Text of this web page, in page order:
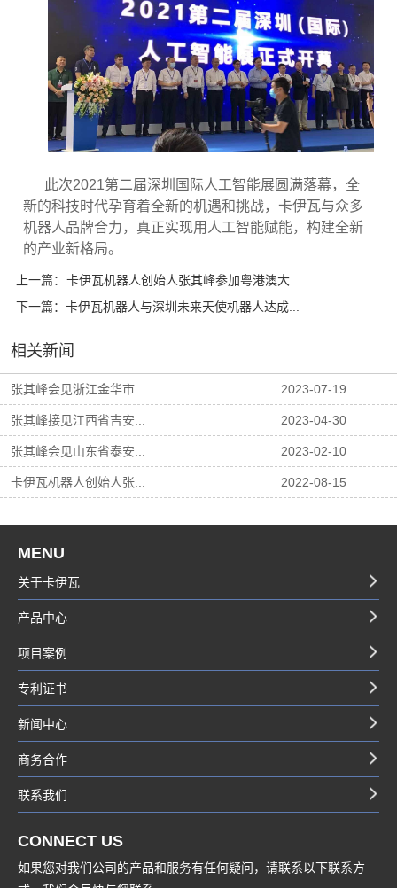
此次2021第二届深圳国际人工智能展圆满落幕，全
新的科技时代孕育着全新的机遇和挑战，卡伊瓦与众多
机器人品牌合力，真正实现用人工智能赋能，构建全新
的产业新格局。
上一篇： 卡伊瓦机器人创始人张其峰参加粤港澳大...
下一篇： 卡伊瓦机器人与深圳未来天使机器人达成...
相关新闻
张其峰会见浙江金华市... 2023-07-19
张其峰接见江西省吉安... 2023-04-30
张其峰会见山东省泰安... 2023-02-10
卡伊瓦机器人创始人张... 2022-08-15
MENU
关于卡伊瓦
产品中心
项目案例
专利证书
新闻中心
商务合作
联系我们
CONNECT US
如果您对我们公司的产品和服务有任何疑问，请联系以下联系方